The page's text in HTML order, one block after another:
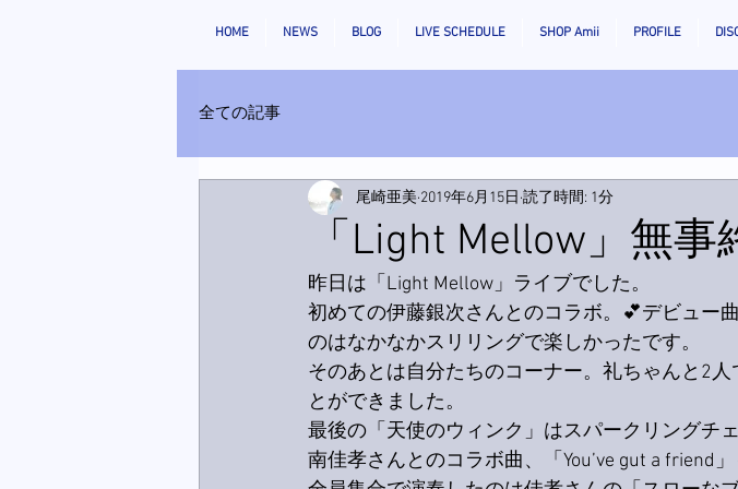
HOME NEWS BLOG LIVE SCHEDULE SHOP Amii PROFILE
全ての記事
「Light Mellow」無事
尾崎亜美 2019年6月15日 読了時間: 1分
昨日は「Light Mellow」ライブでした。
初めての伊藤銀次さんとのコラボ。💕デビュー
のはなかなかスリリングで楽しかったです。
そのあとは自分たちのコーナー。礼ちゃんと2
とができました。
最後の「天使のウィンク」はスパークリングチ
南佳孝さんとのコラボ曲、「You’ve gut a friend